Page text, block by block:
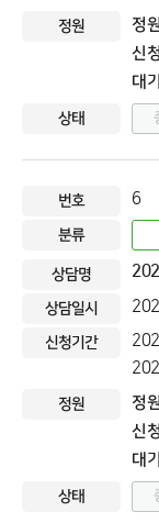
정
신
대
6
정
신
대